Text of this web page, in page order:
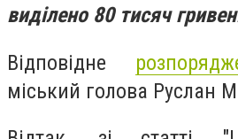
виділено 80 тисяч
Відповідне
міський голова Руслан